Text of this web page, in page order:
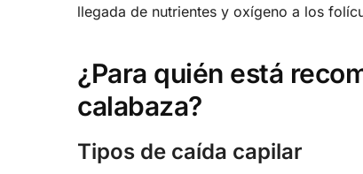
llegada de nutrientes y oxígeno a los
¿Para quién está
calabaza?
Tipos de caída capilar